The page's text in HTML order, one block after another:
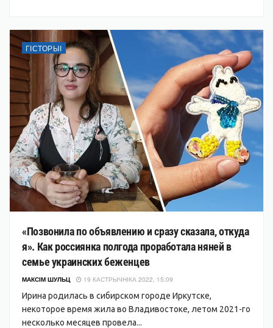
ГІСТОРЫІ
«Позвонила по объявлению и сразу сказала, откуда
я». Как россиянка полгода проработала няней в
семье украинских беженцев
МАКСІМ ШУЛЬЦ 19 КАСТРЫЧНІКА 2022, 15:09
Ирина родилась в сибирском городе Иркутске,
некоторое время жила во Владивостоке, летом 2021-го
несколько месяцев провела...